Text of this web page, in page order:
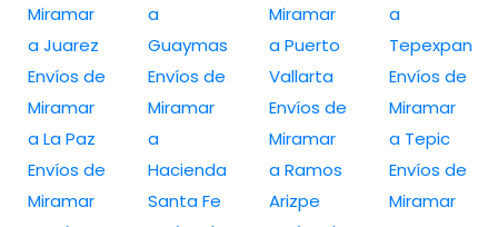
Miramar
a Juarez
Envíos de
Miramar
a La Paz
Envíos de
Miramar
a
Guaymas
Envíos de
Miramar
a
Hacienda
Santa Fe
Miramar
a Puerto
Vallarta
Envíos de
Miramar
a Ramos
Arizpe
a
Tepexpan
Envíos de
Miramar
a Tepic
Envíos de
Miramar